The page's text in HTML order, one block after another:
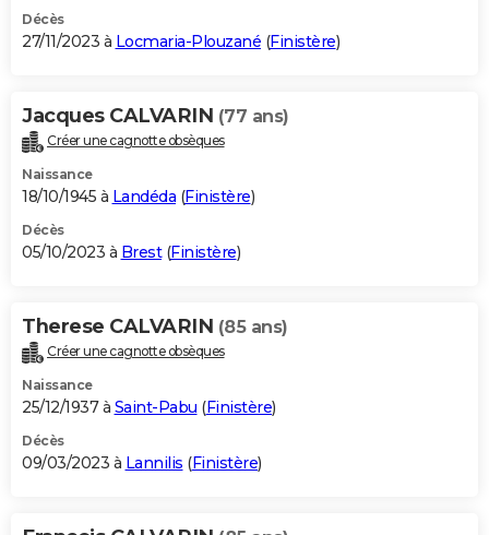
Décès
27/11/2023 à Locmaria-Plouzané (Finistère)
Jacques CALVARIN (77 ans)
Créer une cagnotte obsèques
Naissance
18/10/1945 à Landéda (Finistère)
Décès
05/10/2023 à Brest(Finistère)
Therese CALVARIN (85 ans)
Créer une cagnotte obsèques
Naissance
25/12/1937 à Saint-Pabu (Finistère)
Décès
09/03/2023 à Lannilis (Finistère)